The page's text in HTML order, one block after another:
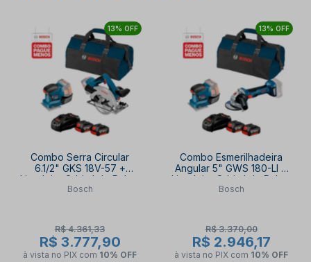
13% OFF
Combo Serra Circular
6.1/2" GKS 18V-57 +
Lixadeira Orbital de Palma
113 x 105mm GSS 18V-10 +
BOSCH
Bosch
R$ 4.361,33
R$ 3.777,90
à vista no PIX com 10% OFF
13% OFF
Combo Esmerilhadeira
Angular 5" GWS 180-LI +
Lixadeira Orbital de Palma
GSS 18V-10 + Bolsa + 2
Bosch
R$ 3.370,00
R$ 2.946,17
à vista no PIX com 10% OFF